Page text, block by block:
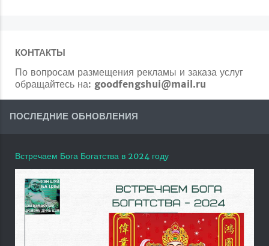
КОНТАКТЫ
По вопросам размещения рекламы и заказа услуг
обращайтесь на: goodfengshui@mail.ru
ПОСЛЕДНИЕ ОБНОВЛЕНИЯ
Встречаем Бога Богатства в 2024 году